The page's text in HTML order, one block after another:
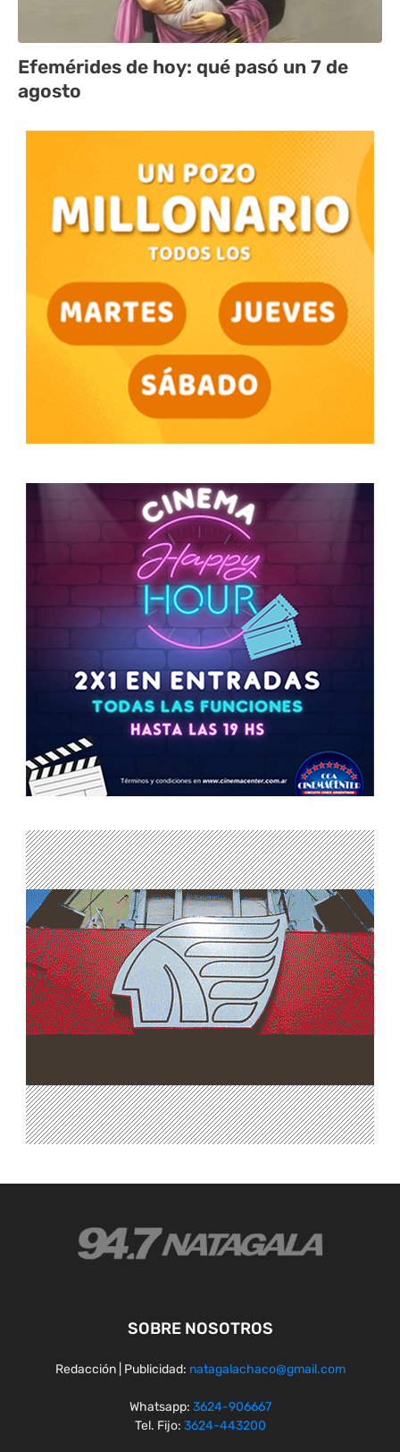
Efemérides de hoy: qué pasó un 7 de
agosto
SOBRE NOSOTROS
Redacción | Publicidad: natagalachaco@gmail.com
Whatsapp: 3624-906667
Tel. Fijo: 3624-443200